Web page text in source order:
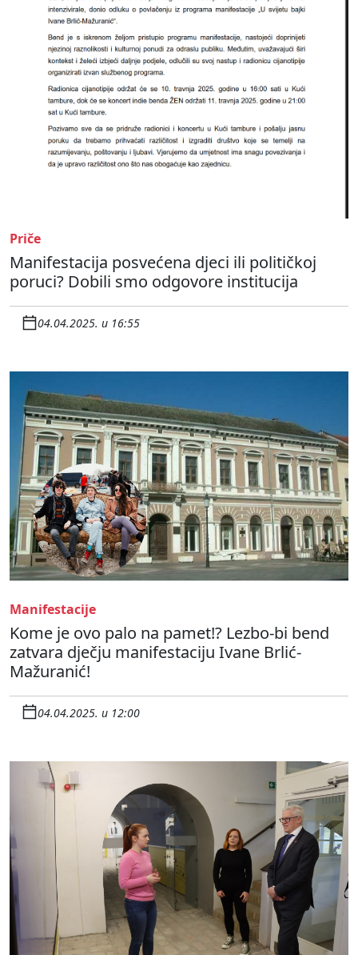
Priče
Manifestacija posvećena djeci ili političkoj
poruci? Dobili smo odgovore institucija
04.04.2025. u 16:55
Manifestacije
Kome je ovo palo na pamet!? Lezbo-bi bend
zatvara dječju manifestaciju Ivane Brlić-
Mažuranić!
04.04.2025. u 12:00